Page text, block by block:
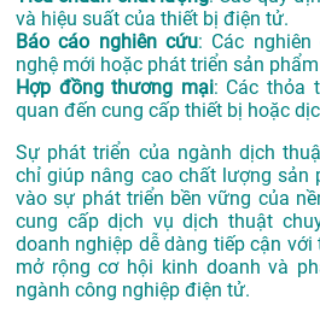
và hiệu suất của thiết bị điện tử.
Báo cáo nghiên cứu: Các
nghệ mới hoặc phát triển sản
Hợp đồng thương mại: Các thỏa
quan đến cung cấp thiết bị hoặc
Sự phát triển của ngành dịch
chỉ giúp nâng cao chất lượng sản
vào sự phát triển bền vững của
cung cấp dịch vụ dịch thuật
doanh nghiệp dễ dàng tiếp cận
mở rộng cơ hội kinh doanh và
ngành công nghiệp điện tử.